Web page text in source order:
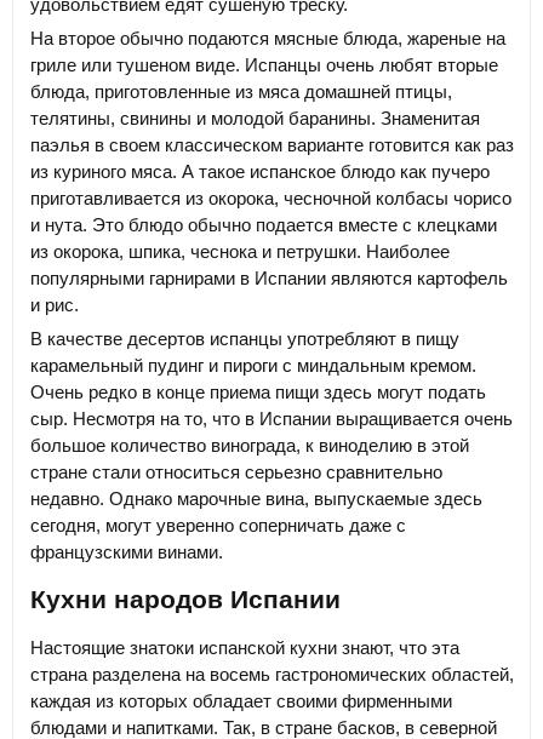
На второе обычно подаются мясные блюда, жареные на
гриле или тушеном виде. Испанцы очень любят вторые
блюда, приготовленные из мяса домашней птицы,
телятины, свинины и молодой баранины. Знаменитая
паэлья в своем классическом варианте готовится как раз
из куриного мяса. А такое испанское блюдо как пучеро
приготавливается из окорока, чесночной колбасы чорисо
и нута. Это блюдо обычно подается вместе с клецками
из окорока, шпика, чеснока и петрушки. Наиболее
популярными гарнирами в Испании являются картофель
и рис.
В качестве десертов испанцы употребляют в пищу
карамельный пудинг и пироги с миндальным кремом.
Очень редко в конце приема пищи здесь могут подать
сыр. Несмотря на то, что в Испании выращивается очень
большое количество винограда, к виноделию в этой
стране стали относиться серьезно сравнительно
недавно. Однако марочные вина, выпускаемые здесь
сегодня, могут уверенно соперничать даже с
французскими винами.
Кухни народов Испании
Настоящие знатоки испанской кухни знают, что эта
страна разделена на восемь гастрономических областей,
каждая из которых обладает своими фирменными
блюдами и напитками. Так, в стране басков, в северной